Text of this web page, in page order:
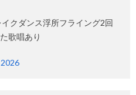
クダンス浮所フライング2回
歌唱あり